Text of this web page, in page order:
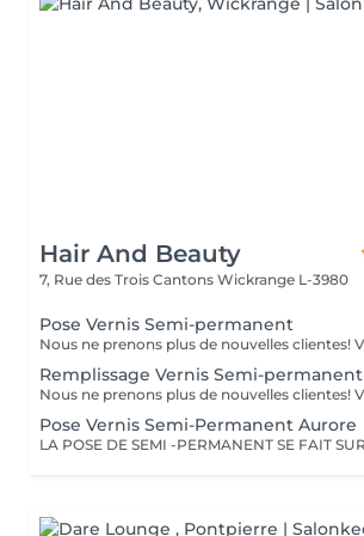
Hair And Beauty
7, Rue des Trois Cantons Wickrange L-3980
Pose Vernis Semi-permanent
Remplissage Vernis Semi-permanent
Pose Vernis Semi-Permanent Aurore